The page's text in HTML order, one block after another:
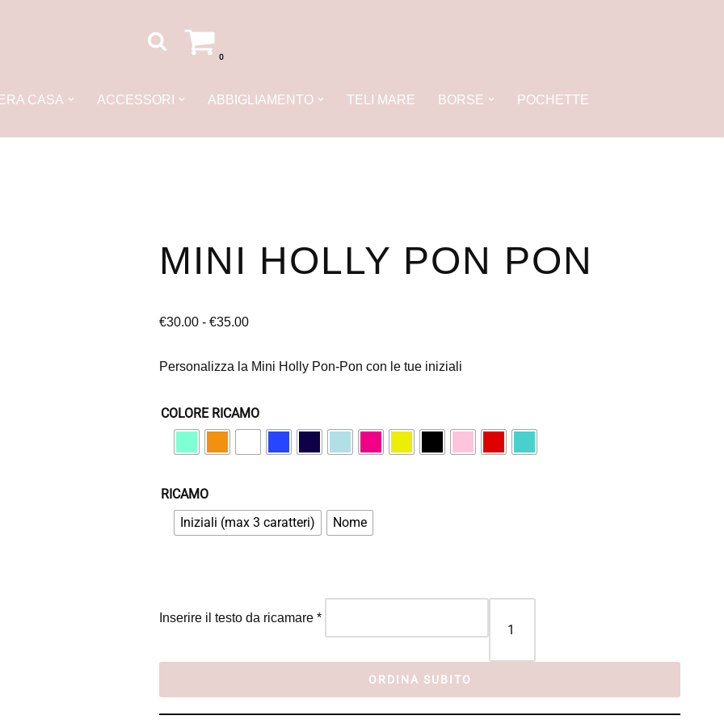
0
CASA ACCESSORI ABBIGLIAMENTO TELI MARE BORSE
POCHETTE
MINI HOLLY PON PON
€30.00 - €35.00
Personalizza la Mini Holly Pon-Pon con le tue iniziali
COLORE RICAMO
RICAMO
Iniziali (max 3 caratteri)
Nome
Inserire il testo da ricamare*
ORDINA SUBITO